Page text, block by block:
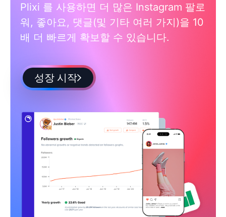
Plixi 를 사용하면 더 많은 Instagram 팔로
워, 좋아요, 댓글(및 기타 여러 가지)을 10
배 더 빠르게 확보할 수 있습니다.
성장 시작